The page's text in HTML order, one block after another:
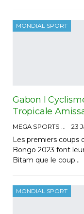
MONDIAL SPORT
Gabon l
Tropicale
23
Les premiers coups
Bongo 2023 font
Bitam que le coup…
MONDIAL SPORT